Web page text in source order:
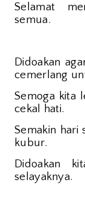
Selamat
semua.
Didoakan
cemerlang
Semoga kita
cekal hati.
Semakin hari
kubur.
Didoakan
selayaknya.